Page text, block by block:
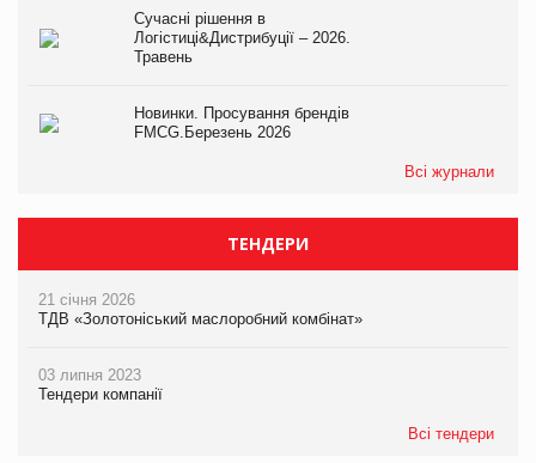
Сучасні рішення в
Логістиці&Дистрибуції – 2026.
Травень
Новинки. Просування брендів
FMCG.Березень 2026
Всі журнали
ТЕНДЕРИ
21 січня 2026
ТДВ «Золотоніський маслоробний комбінат»
03 липня 2023
Тендери компанії
Всі тендери